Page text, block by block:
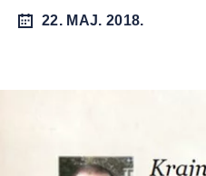
22. MAJ. 2018.